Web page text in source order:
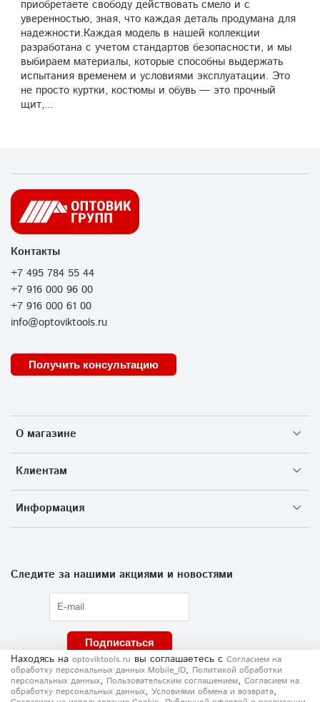
приобретаете свободу действовать смело и с
уверенностью, зная, что каждая деталь продумана для
надежности.Каждая модель в нашей коллекции
разработана с учетом стандартов безопасности, и мы
выбираем материалы, которые способны выдержать
испытания временем и условиями эксплуатации. Это
не просто куртки, костюмы и обувь — это прочный
щит,...
О магазине
Клиентам
Информация
Контакты
+7 495 784 55 44
+7 916 000 96 00
+7 916 000 61 00
info@optoviktools.ru
Получить консультацию
Следите за нашими акциями и новостями
Подписаться
Находясь на optoviktools.ru вы соглашаетесь с Согласием на
обработку персональных данных Mobile_ID, Политикой обработки
персональных данных, Пользовательским соглашением, Согласием на
обработку персональных данных, Условиями обмена и возврата,